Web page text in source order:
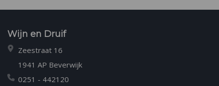
Wijn en Druif
Zeestraat 16
1941 AP Beverwijk
0251 - 442120